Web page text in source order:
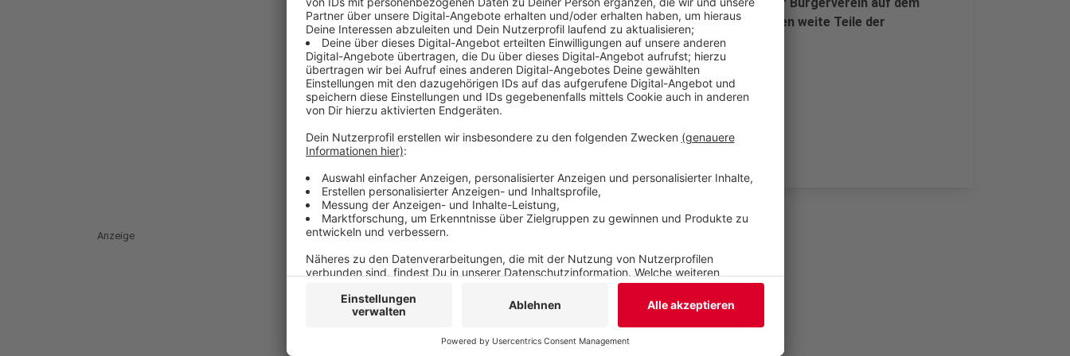
Dach der Grundschule Hottenstein eine Sirene. Nur so könnten weite Teile der
Bevölkerung Nächstebrecks gewarnt werden.
Veröffentlicht:Freitag, 03.12.2021 16:51
Anzeige
Anzeige